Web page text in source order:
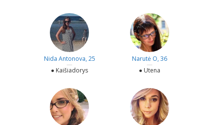
Nida Antonova, 25
—
● Kaišiadorys
Narutė O, 36
—
● Utena